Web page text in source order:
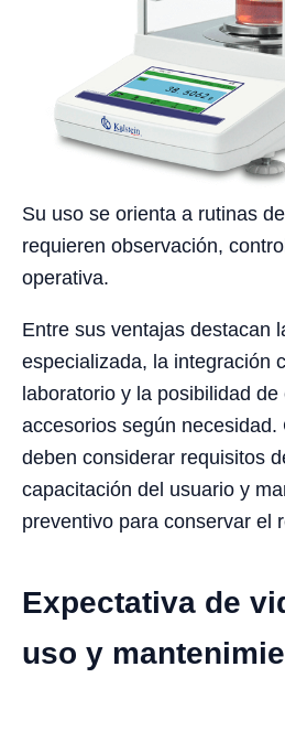
Su uso se orienta a rutinas
requieren observación,
operativa.
Entre sus ventajas destacan
especializada, la integración
laboratorio y la posibilidad de
accesorios según
deben considerar requisitos
capacitación del usuario y
preventivo para conservar el
Expectativa de
uso y